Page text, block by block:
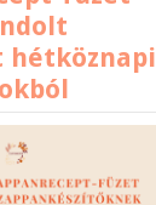
hétköznapi